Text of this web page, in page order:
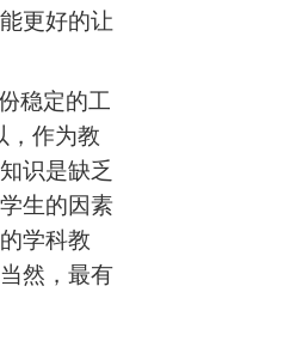
更好的让
稳定的工
，作为教
识是缺乏
学生的因素
学科教
然，最有